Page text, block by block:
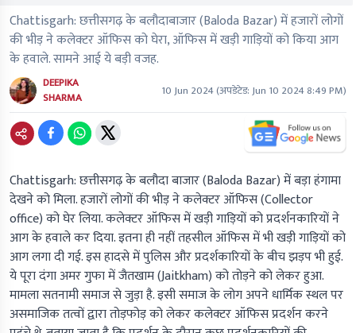
Chattisgarh: छत्तीसगढ़ के बलौदाबाजार (Baloda Bazar) में हजारों लोगों
की भीड़ ने कलेक्टर ऑफिस को घेरा, ऑफिस में खड़ी गाड़ियों को किया आग
के हवाले. सामने आई ये बड़ी वजह.
DEEPIKA
SHARMA
10 Jun 2024(अपडेटेड:Jun 10 2024 8:49 PM)
Chattisgarh:छत्तीसगढ़ के बलौदा बाजार (Baloda Bazar) में बड़ा हंगामा
देखने को मिला. हजारों लोगों की भीड़ ने कलेक्टर ऑफिस (Collector
office) को घेर लिया. कलेक्टर ऑफिस में खड़ी गाड़ियों को प्रदर्शनकारियों ने
आग के हवाले कर दिया. इतना ही नहीं तहसील ऑफिस में भी खड़ी गाड़ियों को
आग लगा दी गई. इस हादसे में पुलिस और प्रदर्शकारियों के बीच झड़प भी हुई.
ये पूरा दंगा अमर गुफा में जैतखाम (Jaitkham) को तोड़ने को लेकर हुआ.
मामला सतनामी समाज से जुड़ा है. इसी समाज के लोग अपने धार्मिक स्थल पर
असमाजिक तत्वों द्वारा तोड़फोड़ को लेकर कलेक्टर ऑफिस प्रदर्शन करने